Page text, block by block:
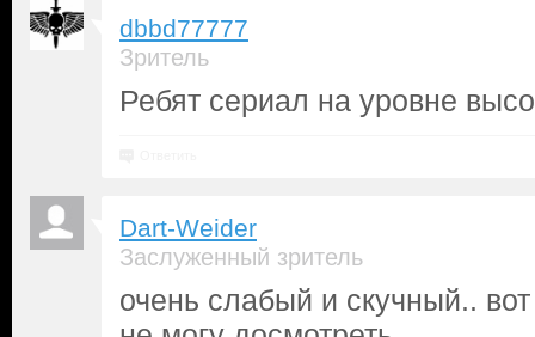
dbbd77777
Зритель
Ребят сериал на уровне
Dart-Weider
Заслуженный зритель
очень слабый и скучный..